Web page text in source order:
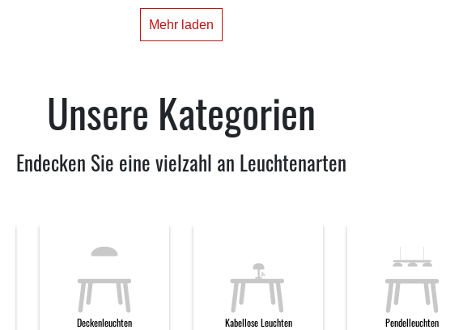
Mehr laden
Unsere Kategorien
Endecken Sie eine vielzahl an Leuchtenarten
Deckenleuchten Kabellose Leuchten Pendelleuchten